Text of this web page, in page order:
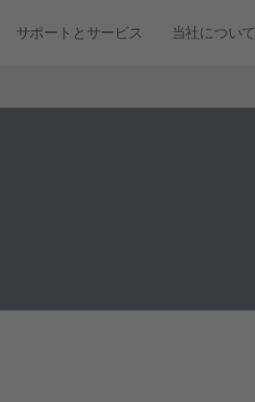
サポートとサービス 当社について